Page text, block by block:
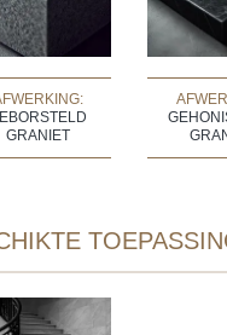
GRANIET